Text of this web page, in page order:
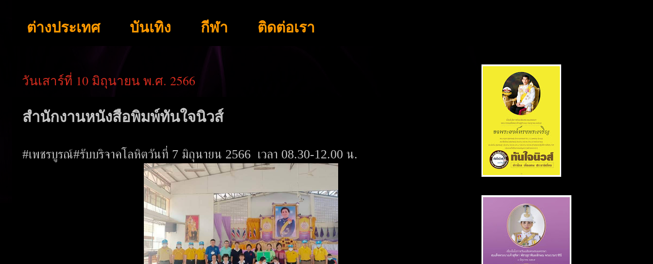
ต่างประเทศ บันเทิง กีฬา ติดต่อเรา
วันเสาร์ที่ 10 มิถุนายน พ.ศ. 2566
สำนักงานหนังสือพิมพ์ทันใจนิวส์
#เพชรบูรณ์#รับบริจาคโลหิตวันที่ 7 มิถุนายน 2566 เวลา 08.30-12.00 น.